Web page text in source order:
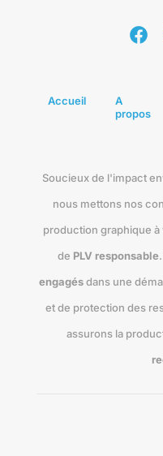
Accueil
A
propos
Soucieux de l'impact
nous mettons nos
production graphique
de PLV responsable
engagésdans une
et de protection des
assurons la